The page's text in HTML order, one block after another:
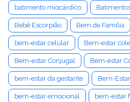
batimento miocárdico
Bebê Escorpião Bem de Família
bem-estar celular Bem-estar
Bem-estar Conjugal Bem-estar
bem-estar da gestante Bem-
bem-estar emocional bem-estar